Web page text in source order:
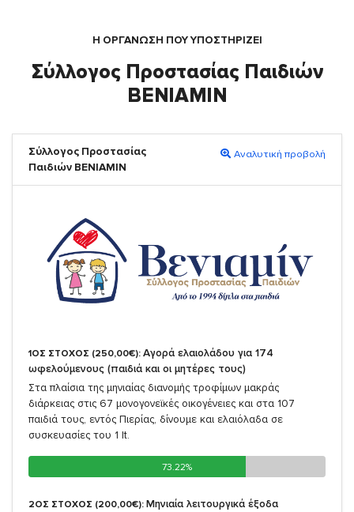
Η ΟΡΓΆΝΩΣΗ ΠΟΥ ΥΠΟΣΤΗΡΙΖΕΙ
Σύλλογος Προστασίας Παιδιών
ΒΕΝΙΑΜΙΝ
Σύλλογος Προστασίας
Παιδιών ΒΕΝΙΑΜΙΝ
Αναλυτική προβολή
1ΟΣ ΣΤΟΧΟΣ (250,00€): Αγορά ελαιολάδου για 174
ωφελούμενους (παιδιά και οι μητέρες τους)
Στα πλαίσια της μηνιαίας διανομής τροφίμων μακράς
διάρκειας στις 67 μονογονεϊκές οικογένειες και στα 107
παιδιά τους, εντός Πιερίας, δίνουμε και ελαιόλαδα σε
συσκευασίες του 1 lt.
73.22%
73.22%
2ΟΣ ΣΤΟΧΟΣ (200,00€): Μηνιαία λειτουργικά έξοδα